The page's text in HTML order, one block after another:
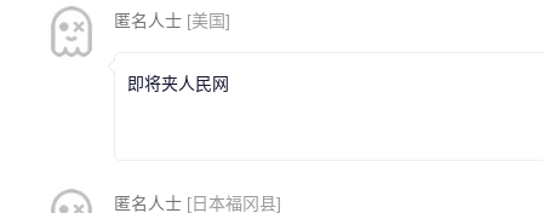
匿名人士 [美国]
即将夹人民网
匿名人士 [日本福冈县]